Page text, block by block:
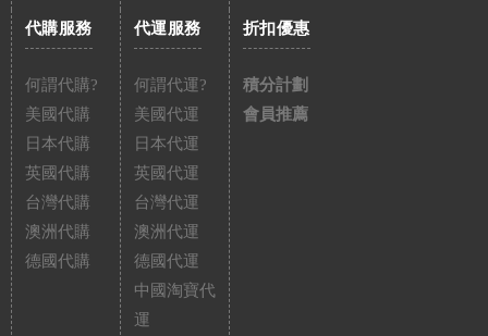
代購服務
何謂代購?
美國代購
日本代購
英國代購
台灣代購
澳洲代購
德國代購
代運服務
何謂代運?
美國代運
日本代運
英國代運
台灣代運
澳洲代運
德國代運
中國淘寶代
運
折扣優惠
積分計劃
會員推薦